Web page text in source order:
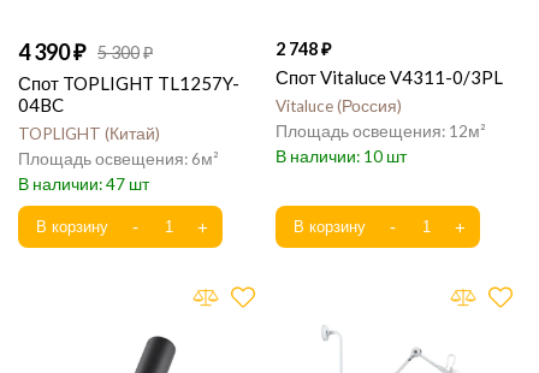
4 390 5 300
Спот TOPLIGHT TL1257Y-
04BC
TOPLIGHT Китай
6
47
2 748
Спот Vitaluce V4311-0/3PL
Vitaluce Россия
12
10